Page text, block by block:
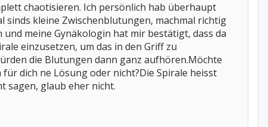
chaotisieren. Ich persönlich hab überhaupt
sinds kleine Zwischenblutungen, machmal richtig
meine Gynäkologin hat mir bestätigt, dass da
einzusetzen, um das in den Griff zu
die Blutungen dann ganz aufhören.Möchte
dich ne Lösung oder nicht?Die Spirale heisst
sagen, glaub eher nicht.